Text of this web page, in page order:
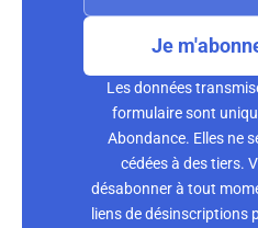
Je
Les données
formulaire sont
Abondance. Elles ne
cédées à des tiers.
désabonner à tout
liens de désinscriptions